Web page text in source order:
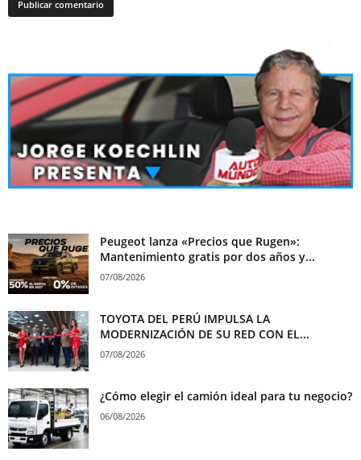
Peugeot lanza «Precios que Rugen»:
Mantenimiento gratis por dos años y...
07/08/2026
TOYOTA DEL PERÚ IMPULSA LA
MODERNIZACIÓN DE SU RED CON EL...
07/08/2026
¿Cómo elegir el camión ideal para tu negocio?
06/08/2026